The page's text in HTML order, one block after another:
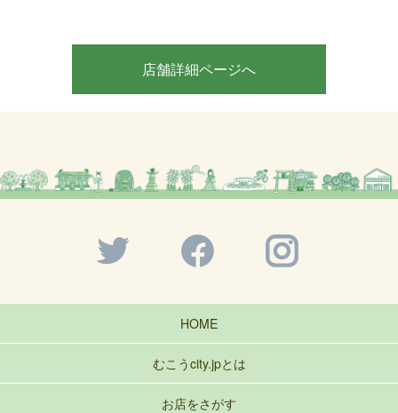
店舗詳細ページへ
HOME
むこうcity.jpとは
お店をさがす